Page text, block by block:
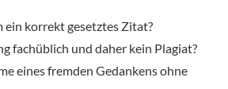
ein korrekt gesetztes Zitat?
fachüblich und daher kein Plagiat?
eines fremden Gedankens ohne